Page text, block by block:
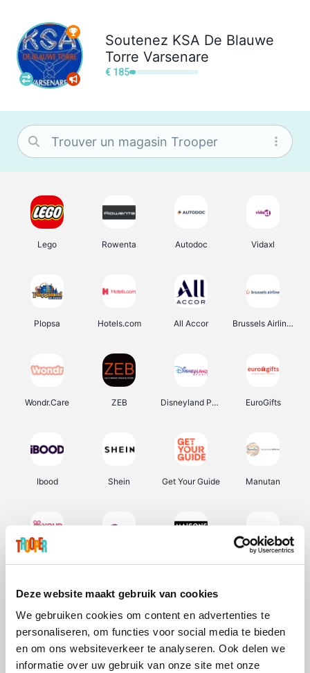
Deze website maakt gebruik van cookies
We gebruiken cookies om content en advertenties te
personaliseren, om functies voor social media te bieden
en om ons websiteverkeer te analyseren. Ook delen we
informatie over uw gebruik van onze site met onze
Soutenez KSA De Blauwe
Torre Varsenare
€ 185
Lego Rowenta Autodoc Vidaxl
Plopsa Hotels.com All Accor Brussels Airlines
Wondr.Care ZEB Disneyland Paris EuroGifts
Ibood Shein Get Your Guide Manutan